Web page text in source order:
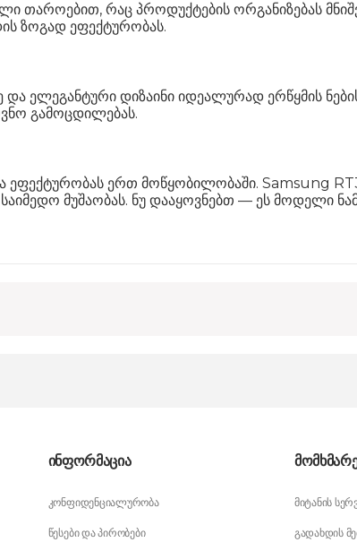
თაროებით, რაც პროდუქტების ორგანიზებას
ზოგად ეფექტურობას.
ელეგანტური დიზაინი იდეალურად ერწყმის
გამოცდილებას.
ეფექტურობას ერთ მოწყობილობაში. Samsung
მუშაობას. ნუ დააყოვნებთ — ეს მოდელი
ინფორმაცია
კონფიდენციალურობა
წესები და პირობები
მიტანის
გადახდის